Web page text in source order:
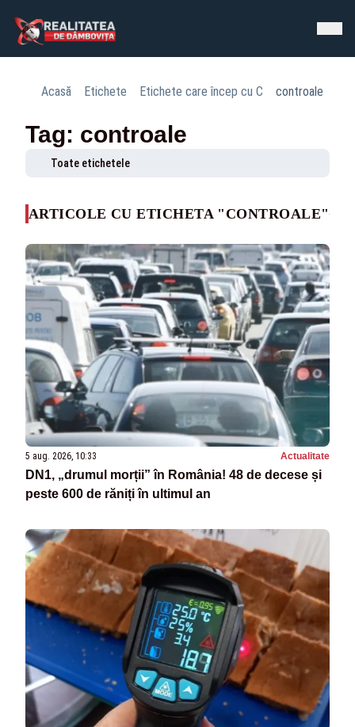
Acasă Etichete Etichete care încep cu C controale
Tag: controale
Toate etichetele
ARTICOLE CU ETICHETA "CONTROALE"
5 aug. 2026, 10:33 Actualitate
DN1, „drumul morții” în România! 48 de decese și
peste 600 de răniți în ultimul an